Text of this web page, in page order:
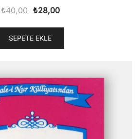
₺40,00 Orijinal
₺40,00.
₺28,00Şu
₺28,00.
SEPETE EKLE